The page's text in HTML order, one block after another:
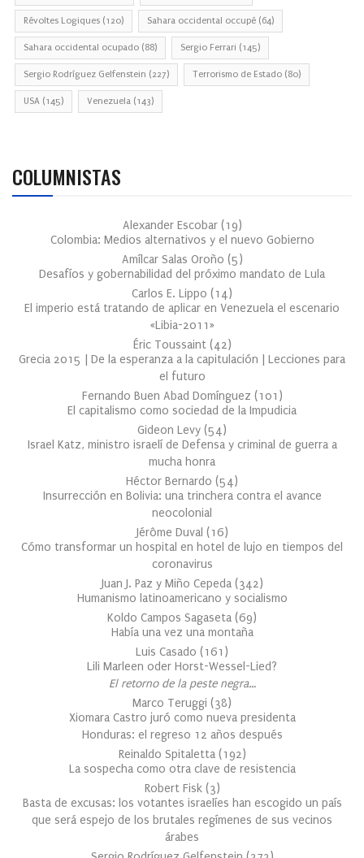
Révoltes Logiques (120) Sahara occidental occupé (64)
Sahara occidental ocupado (88) Sergio Ferrari (145)
Sergio Rodríguez Gelfenstein (227) Terrorismo de Estado (80)
USA (145) Venezuela (143)
COLUMNISTAS
Alexander Escobar (19)
Colombia: Medios alternativos y el nuevo Gobierno
Amílcar Salas Oroño (5)
Desafíos y gobernabilidad del próximo mandato de Lula
Carlos E. Lippo (14)
El imperio está tratando de aplicar en Venezuela el escenario
«Libia-2011»
Éric Toussaint (42)
Grecia 2015 | De la esperanza a la capitulación | Lecciones para
el futuro
Fernando Buen Abad Domínguez (101 )
El capitalismo como sociedad de la Impudicia
Gideon Levy (54)
Israel Katz, ministro israelí de Defensa y criminal de guerra a
mucha honra
Héctor Bernardo (54)
Insurrección en Bolivia: una trinchera contra el avance
neocolonial
Jérôme Duval (16)
Cómo transformar un hospital en hotel de lujo en tiempos del
coronavirus
Juan J. Paz y Miño Cepeda (342)
Humanismo latinoamericano y socialismo
Koldo Campos Sagaseta (69)
Había una vez una montaña
Luis Casado (161 )
Lili Marleen oder Horst-Wessel-Lied?
El retorno de la peste negra…
Marco Teruggi (38)
Xiomara Castro juró como nueva presidenta
Honduras: el regreso 12 años después
Reinaldo Spitaletta (192)
La sospecha como otra clave de resistencia
Robert Fisk (3)
Basta de excusas: los votantes israelíes han escogido un país
que será espejo de los brutales regímenes de sus vecinos
árabes